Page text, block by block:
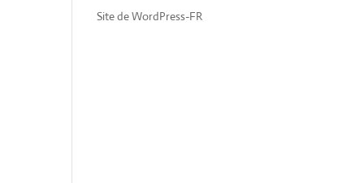
Site de WordPress-FR